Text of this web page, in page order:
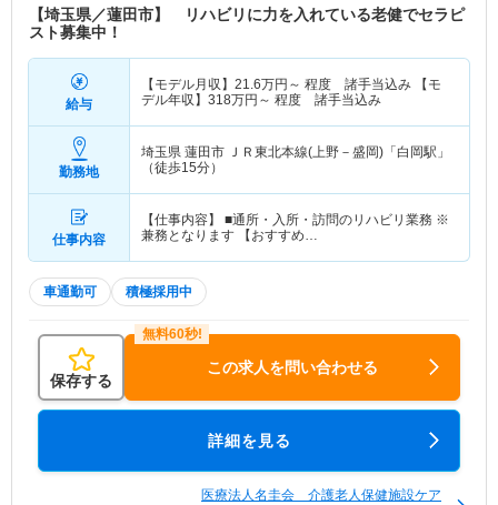
【埼玉県／蓮田市】 リハビリに力を入れている老健でセラピ
スト募集中！
給与
【モデル月収】 21.6万円～ 程度 諸手当込み 【モ
デル年収】 318万円～ 程度 諸手当込み
勤務地
埼玉県 蓮田市 ＪＲ東北本線(上野－盛岡)「白岡駅」
（徒歩15分）
仕事内容
【仕事内容】 ■通所・入所・訪問のリハビリ業務 ※
兼務となります 【おすすめ…
車通勤可 積極採用中
保存する
この求人を問い合わせる
詳細を見る
医療法人名圭会 介護老人保健施設ケア